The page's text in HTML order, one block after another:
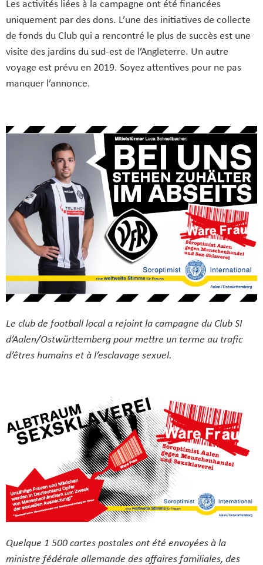
Les activités liées à la campagne ont été financées
uniquement par des dons. L’une des initiatives de collecte
de fonds du Club qui a rencontré le plus de succès est une
visite des jardins du sud‑est de l’Angleterre. Un autre
voyage est prévu en 2019. Soyez attentives pour ne pas
manquer l’annonce.
Le club de football local a rejoint la campagne du Club SI
d’Aalen/Ostwürttemberg pour mettre un terme au trafic
d’êtres humains et à l’esclavage sexuel.
Quelque 1 500 cartes postales ont été envoyées à la
ministre fédérale allemande des affaires familiales, des